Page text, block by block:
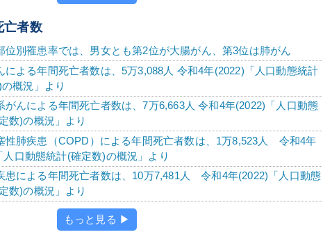
者数
位別罹患率では、男女とも第2位が大腸がん、第3位は肺がん
による年間死亡者数は、5万3,088人 令和4年(2022)「人口動態統計
概況」より
がんによる年間死亡者数は、7万6,663人 令和4年(2022)「人口動態
数)の概況」より
性肺疾患（COPD）による年間死亡者数は、1万8,523人 令和4年
人口動態統計(確定数)の概況」より
患による年間死亡者数は、10万7,481人 令和4年(2022)「人口動態
数)の概況」より
もっと見る ▶